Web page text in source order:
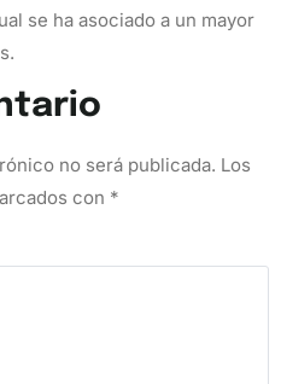
se ha asociado a un mayor
no será publicada. Los
con *